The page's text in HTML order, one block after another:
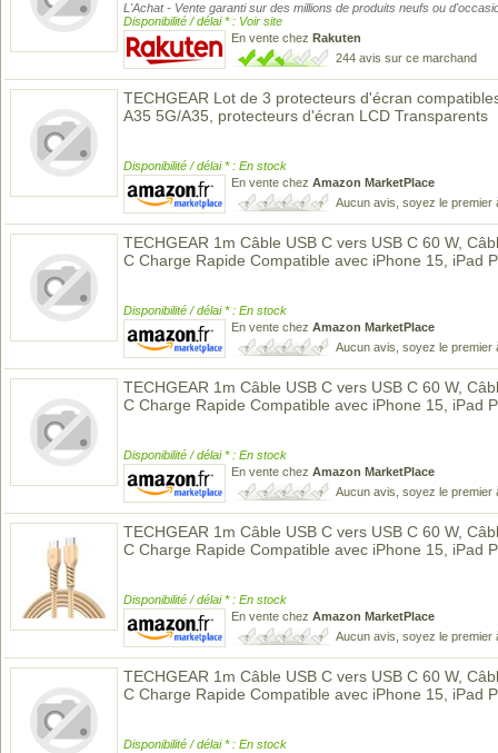
L'Achat - Vente garanti sur des millions de produits neufs ou
Disponibilité / délai * : Voir site
En vente chez Rakuten
244 avis sur ce marchand
TECHGEAR Lot de 3 protecteurs d'écran
A35 5G/A35, protecteurs d'écran LCD Transparents
Disponibilité / délai * : En stock
En vente chez Amazon MarketPlace
Aucun avis, soyez le premier
TECHGEAR 1m Câble USB C vers USB C 60 W,
C Charge Rapide Compatible avec iPhone 15, iPad
Disponibilité / délai * : En stock
En vente chez Amazon MarketPlace
Aucun avis, soyez le premier
TECHGEAR 1m Câble USB C vers USB C 60 W,
C Charge Rapide Compatible avec iPhone 15, iPad
Disponibilité / délai * : En stock
En vente chez Amazon MarketPlace
Aucun avis, soyez le premier
TECHGEAR 1m Câble USB C vers USB C 60 W,
C Charge Rapide Compatible avec iPhone 15, iPad
Disponibilité / délai * : En stock
En vente chez Amazon MarketPlace
Aucun avis, soyez le premier
TECHGEAR 1m Câble USB C vers USB C 60 W,
C Charge Rapide Compatible avec iPhone 15, iPad
Disponibilité / délai * : En stock